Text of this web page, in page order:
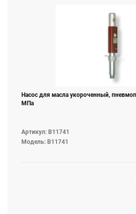
Насос для масла укороченный,
МПа
Артикул: B11741
Модель: B11741